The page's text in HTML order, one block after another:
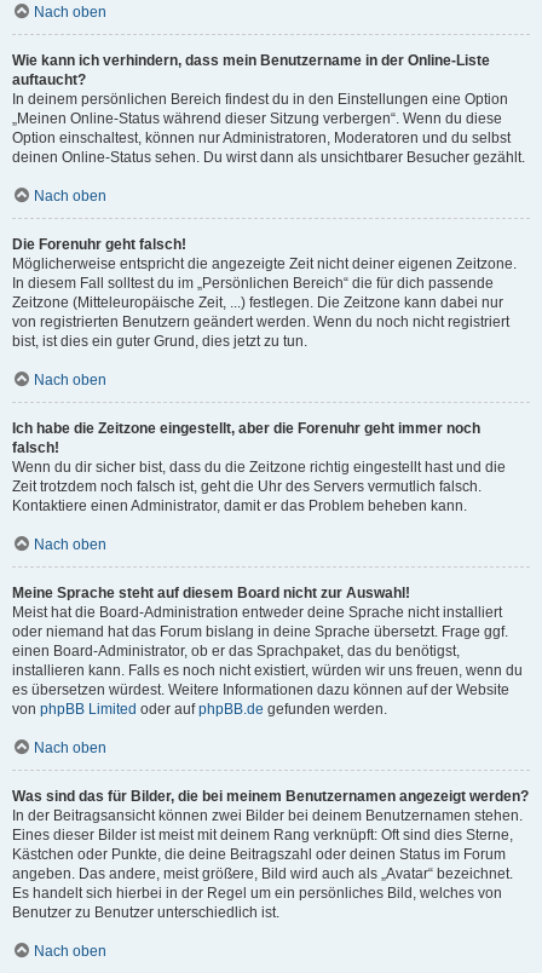
Nach oben
Wie kann ich verhindern, dass mein Benutzername in der Online-Liste
auftaucht?
In deinem persönlichen Bereich findest du in den Einstellungen eine Option
„Meinen Online-Status während dieser Sitzung verbergen“. Wenn du diese
Option einschaltest, können nur Administratoren, Moderatoren und du selbst
deinen Online-Status sehen. Du wirst dann als unsichtbarer Besucher gezählt.
Nach oben
Die Forenuhr geht falsch!
Möglicherweise entspricht die angezeigte Zeit nicht deiner eigenen Zeitzone.
In diesem Fall solltest du im „Persönlichen Bereich“ die für dich passende
Zeitzone (Mitteleuropäische Zeit, ...) festlegen. Die Zeitzone kann dabei nur
von registrierten Benutzern geändert werden. Wenn du noch nicht registriert
bist, ist dies ein guter Grund, dies jetzt zu tun.
Nach oben
Ich habe die Zeitzone eingestellt, aber die Forenuhr geht immer noch
falsch!
Wenn du dir sicher bist, dass du die Zeitzone richtig eingestellt hast und die
Zeit trotzdem noch falsch ist, geht die Uhr des Servers vermutlich falsch.
Kontaktiere einen Administrator, damit er das Problem beheben kann.
Nach oben
Meine Sprache steht auf diesem Board nicht zur Auswahl!
Meist hat die Board-Administration entweder deine Sprache nicht installiert
oder niemand hat das Forum bislang in deine Sprache übersetzt. Frage ggf.
einen Board-Administrator, ob er das Sprachpaket, das du benötigst,
installieren kann. Falls es noch nicht existiert, würden wir uns freuen, wenn du
es übersetzen würdest. Weitere Informationen dazu können auf der Website
von phpBB Limited oder aufphpBB.de gefunden werden.
Nach oben
Was sind das für Bilder, die bei meinem Benutzernamen angezeigt werden?
In der Beitragsansicht können zwei Bilder bei deinem Benutzernamen stehen.
Eines dieser Bilder ist meist mit deinem Rang verknüpft: Oft sind dies Sterne,
Kästchen oder Punkte, die deine Beitragszahl oder deinen Status im Forum
angeben. Das andere, meist größere, Bild wird auch als „Avatar“ bezeichnet.
Es handelt sich hierbei in der Regel um ein persönliches Bild, welches von
Benutzer zu Benutzer unterschiedlich ist.
Nach oben